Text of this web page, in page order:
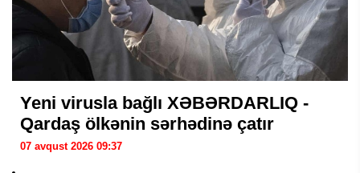
Yeni virusla bağlı XƏBƏRDARLIQ -
Qardaş ölkənin sərhədinə çatır
07 avqust 2026 09:37